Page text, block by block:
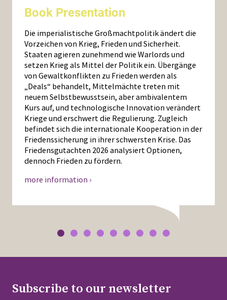
Book Presentation
Die imperialistische Großmachtpolitik ändert die
Vorzeichen von Krieg, Frieden und Sicherheit.
Staaten agieren zunehmend wie Warlords und
setzen Krieg als Mittel der Politik ein. Übergänge
von Gewaltkonflikten zu Frieden werden als
„Deals“ behandelt, Mittelmächte treten mit
neuem Selbstbewusstsein, aber ambivalentem
Kurs auf, und technologische Innovation verändert
Kriege und erschwert die Regulierung. Zugleich
befindet sich die internationale Kooperation in der
Friedenssicherung in ihrer schwersten Krise. Das
Friedensgutachten 2026 analysiert Optionen,
dennoch Frieden zu fördern.
more information ›
Subscribe to our newsletter